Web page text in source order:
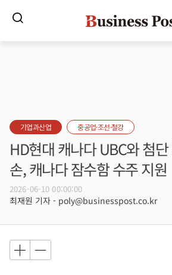
기업과산업 중공업·조선·철강
HD현대 캐나다 UBC와 첨
손, 캐나다 잠수함 수주 지원
2026-06-10 00:00:00
최재원 기자 - poly@businesspost.co.kr